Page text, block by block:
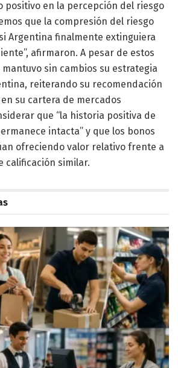
positivo en la percepción del riesgo
que la compresión del riesgo
Argentina finalmente extinguiera
afirmaron. A pesar de estos
mantuvo sin cambios su estrategia
reiterando su recomendación
su cartera de mercados
que “la historia positiva de
intacta” y que los bonos
ofreciendo valor relativo frente a
calificación similar.